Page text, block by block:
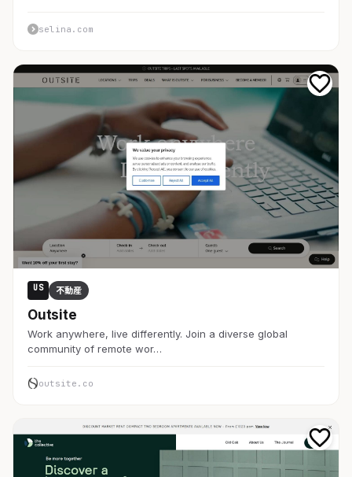
selina.com
US 不動産
Outsite
Work anywhere, live differently. Join a diverse global
community of remote wor…
outsite.co